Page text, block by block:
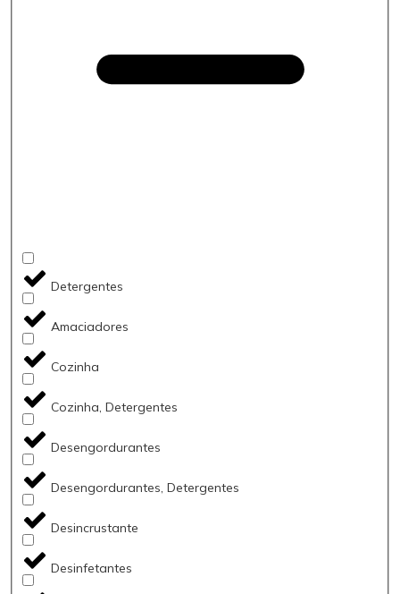
Detergentes
Amaciadores
Cozinha
Cozinha, Detergentes
Desengordurantes
Desengordurantes, Detergentes
Desincrustante
Desinfetantes